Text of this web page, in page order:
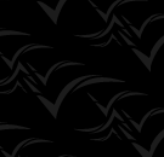
Scania
Scion
Seat